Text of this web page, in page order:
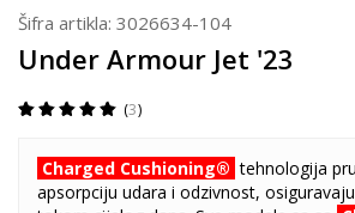
Šifra artikla: 3026634-104
Under Armour Jet '23
3
Charged Cushioning® tehnologija
apsorpciju udara i odzivnost,